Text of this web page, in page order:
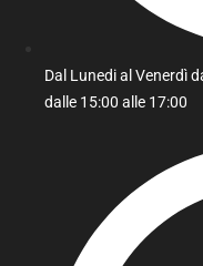
Dal Lunedi al Venerdì
dalle 15:00 alle 17:00